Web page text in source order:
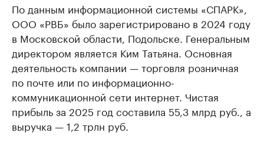
По данным информационной системы «СПАРК»,
ООО «РВБ» было зарегистрировано в 2024 году
в Московской области, Подольске. Генеральным
директором является Ким Татьяна. Основная
деятельность компании — торговля розничная
по почте или по информационно-
коммуникационной сети интернет. Чистая
прибыль за 2025 год составила 55,3 млрд руб., а
выручка — 1,2 трлн руб.